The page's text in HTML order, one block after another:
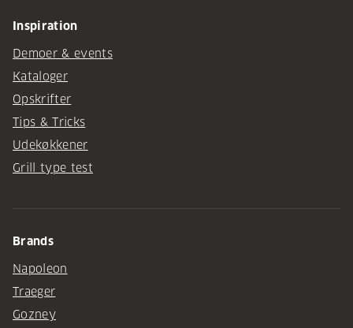
Inspiration
Demoer & events
Kataloger
Opskrifter
Tips & Tricks
Udekøkkener
Grill type test
Brands
Napoleon
Traeger
Gozney